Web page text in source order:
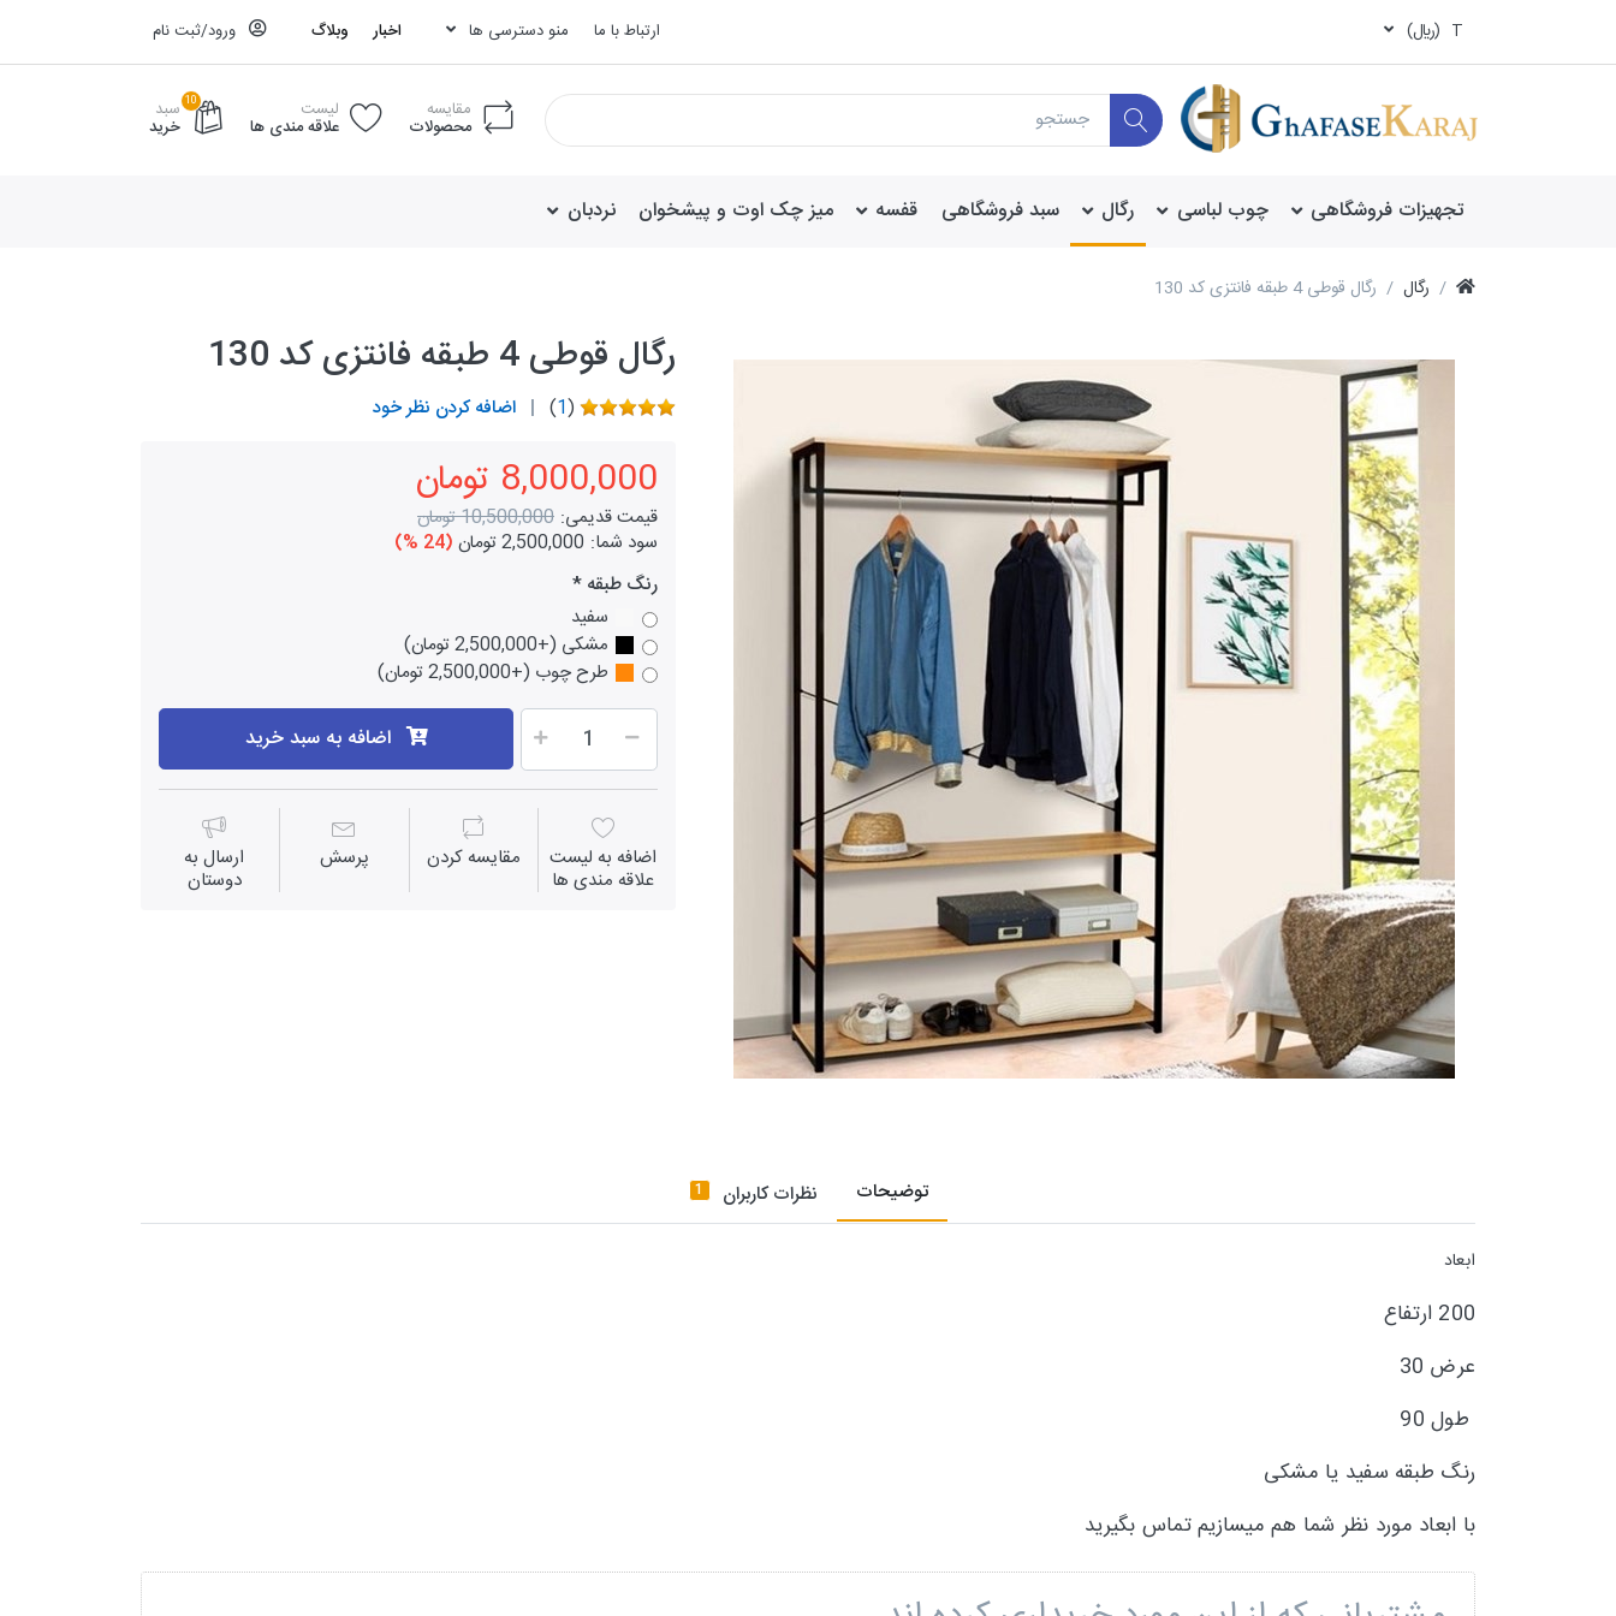
T (ريال) ارتباط با ما منو دسترسی ها اخبار وبلاگ ورود/ثبت نام
مقایسه
محصولات
لیست
علاقه مندی ها
10 سبد
خرید
تجهیزات فروشگاهی چوب لباسی رگال سبد فروشگاهی قفسه میز چک اوت و پیشخوان نردبان
رگال رگال قوطی 4 طبقه فانتزی کد 130
رگال قوطی 4 طبقه فانتزی کد 130
(
1
) اضافه کردن نظر خود
8,000,000 تومان
قیمت قدیمی: 10,500,000 تومان
سود شما: 2,500,000 تومان
(24 %)
رنگ طبقه
سفید
مشکی (+2,500,000 تومان)
طرح چوب (+2,500,000 تومان)
اضافه به سبد خرید
اضافه به لیست
علاقه مندی ها
مقايسه كردن پرسش ارسال به
دوستان
توضیحات نظرات کاربران 1
ابعاد
200 ارتفاع
عرض 30
طول 90
رنگ طبقه سفید یا مشکی
با ابعاد مورد نظر شما هم میسازیم تماس بگیرید